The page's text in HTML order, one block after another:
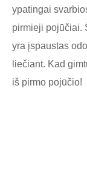
ypatingai
pirmieji pojūčiai.
yra įspaustas
liečiant. Kad
iš pirmo pojūčio!